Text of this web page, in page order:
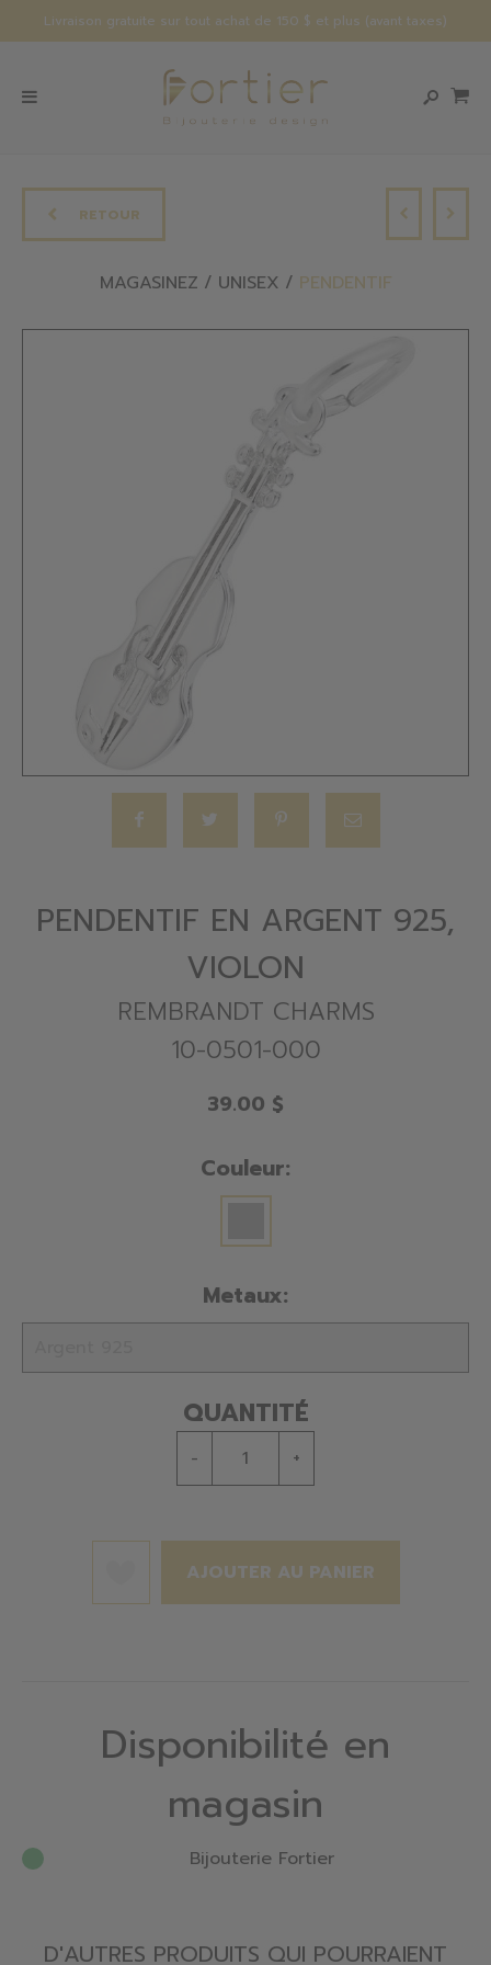
Livraison gratuite sur tout achat de 150 $ et plus (avant taxes)
RETOUR
MAGASINEZ UNISEX PENDENTIF
PENDENTIF EN ARGENT 925,
VIOLON
REMBRANDT CHARMS
10-0501-000
39.00 $
Couleur:
Metaux:
QUANTITÉ
- +
AJOUTER AU PANIER
Disponibilité en
magasin
Bijouterie Fortier
D'AUTRES PRODUITS QUI POURRAIENT